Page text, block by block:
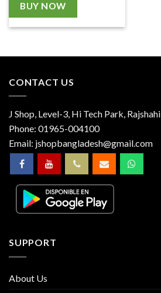
BUY NOW
CONTACT US
J Shop, Level-3, Hi Tech Park, Rajshahi
Phone: 01965-004100
Email: jshopbangladesh@gmail.com
SUPPORT
About Us